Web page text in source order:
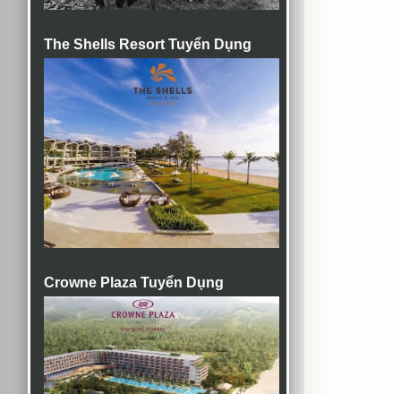
The Shells Resort Tuyển Dụng
Crowne Plaza Tuyển Dụng